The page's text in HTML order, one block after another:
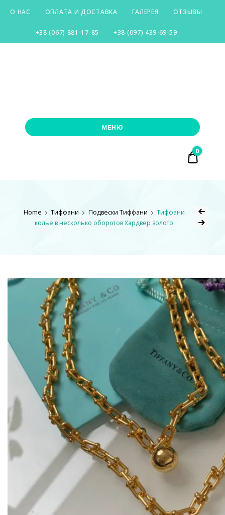
О НАС ОПЛАТА И ДОСТАВКА ГАЛЕРЕЯ ОТЗЫВЫ
+38 (067) 881-17-85 +38 (097) 439-69-59
МЕНЮ
₴ 0.00
0
Home Тиффани Подвески Тиффани
Тиффани
колье в несколько оборотов Хардвер золото